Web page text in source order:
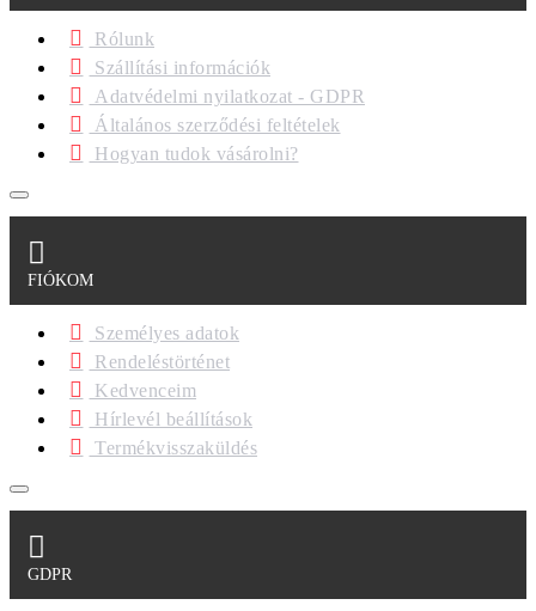
Rólunk
Szállítási információk
Adatvédelmi nyilatkozat - GDPR
Általános szerződési feltételek
Hogyan tudok vásárolni?
FIÓKOM
Személyes adatok
Rendeléstörténet
Kedvenceim
Hírlevél beállítások
Termékvisszaküldés
GDPR